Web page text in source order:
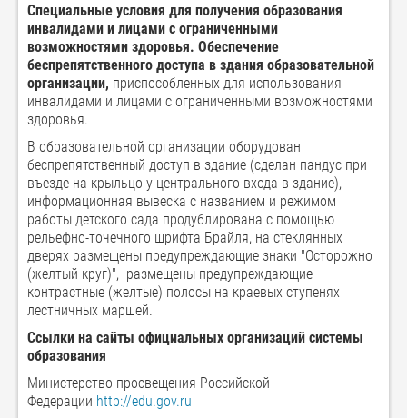
Специальные условия для получения образования
инвалидами и лицами с ограниченными
возможностями здоровья. Обеспечение
беспрепятственного доступа в здания образовательной
организации, приспособленных для использования
инвалидами и лицами с ограниченными возможностями
здоровья.
В образовательной организации оборудован
беспрепятственный доступ в здание (сделан пандус при
въезде на крыльцо у центрального входа в здание),
информационная вывеска с названием и режимом
работы детского сада продублирована с помощью
рельефно-точечного шрифта Брайля, на стеклянных
дверях размещены предупреждающие знаки "Осторожно
(желтый круг)", размещены предупреждающие
контрастные (желтые) полосы на краевых ступенях
лестничных маршей.
Ссылки на сайты официальных организаций системы
образования
Министерство просвещения Российской
Федерации http://edu.gov.ru